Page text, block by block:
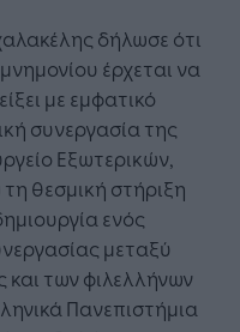
δήλωσε ότι
έρχεται να
με εμφατικό
συνεργασία της
Εξωτερικών,
θεσμική στήριξη
ενός
μεταξύ
των φιλελλήνων
Πανεπιστήμια